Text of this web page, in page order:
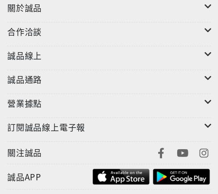
關於誠品
合作洽談
誠品線上
誠品通路
營業據點
訂閱誠品線上電子報
關注誠品
誠品APP